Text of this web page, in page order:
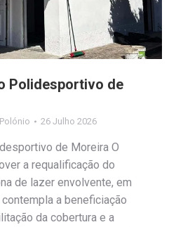
Polidesportivo de
26 Julho 2026
de Moreira O
a requalificação do
de lazer envolvente, em
a beneficiação
da cobertura e a